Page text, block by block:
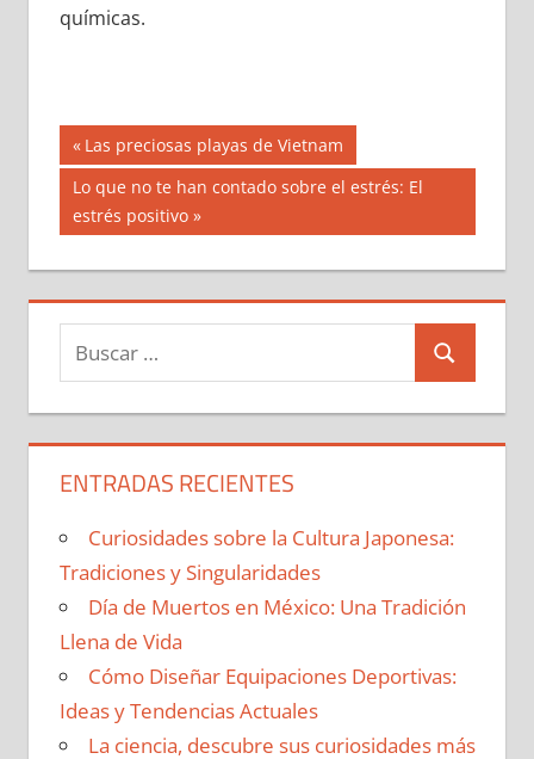
químicas.
Navegación
de
entradas
Entrada
anterior:
Las preciosas playas de Vietnam
Siguiente
entrada:
Lo que no te han contado sobre el estrés: El
estrés positivo
Buscar:
Buscar
ENTRADAS RECIENTES
Curiosidades sobre la Cultura Japonesa:
Tradiciones y Singularidades
Día de Muertos en México: Una Tradición
Llena de Vida
Cómo Diseñar Equipaciones Deportivas:
Ideas y Tendencias Actuales
La ciencia, descubre sus curiosidades más